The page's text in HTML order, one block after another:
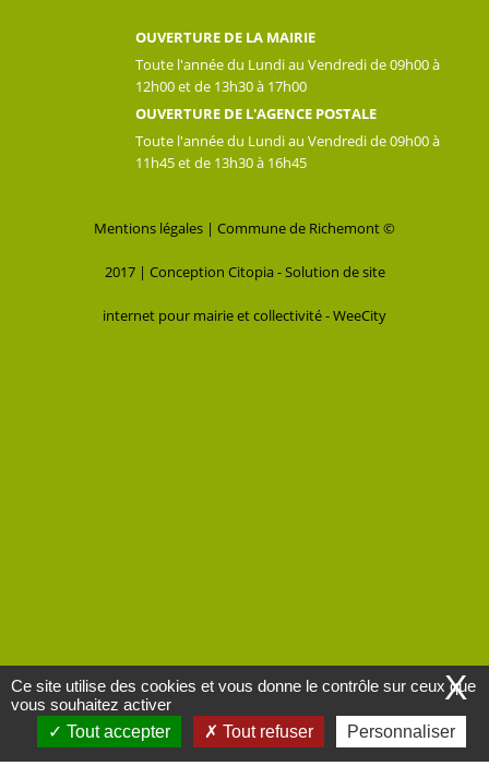
OUVERTURE DE LA MAIRIE
Toute l'année du Lundi au Vendredi de 09h00 à
12h00 et de 13h30 à 17h00
OUVERTURE DE L'AGENCE POSTALE
Toute l'année du Lundi au Vendredi de 09h00 à
11h45 et de 13h30 à 16h45
Mentions légales | Commune de Richemont ©
2017 | Conception Citopia-Solution de site
internet pour mairie et collectivité - WeeCity
X
Ce site utilise des cookies et vous donne le contrôle sur ceux que
vous souhaitez activer
Tout accepter
Tout refuser Personnaliser